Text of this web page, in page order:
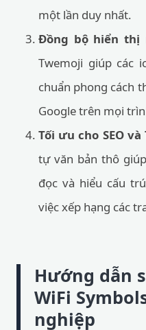
một lần duy nhất.
Đồng bộ hiển thị
Twemoji giúp các
chuẩn phong cách
Google trên mọi
Tối ưu cho SEO và
tự văn bản thô
đọc và hiểu cấu
việc xếp hạng các
Hướng dẫn
WiFi
nghiệp